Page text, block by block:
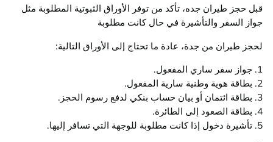
قبل حجز طيران جده، تأكد من توفر الأوراق الثبوتية المطلوبة مثل
جواز السفر والتأشيرة في حال كانت مطلوبة
لحجز طيران من جدة، عادة ما تحتاج إلى الأوراق التالية:
1. جواز سفر ساري المفعول.
2. بطاقة هوية وطنية سارية المفعول.
3. بطاقة ائتمان أو بيان حساب بنكي لدفع رسوم الحجز.
4. بطاقة الصعود إلى الطائرة.
5. تأشيرة دخول إذا كانت مطلوبة للوجهة التي تسافر إليها.